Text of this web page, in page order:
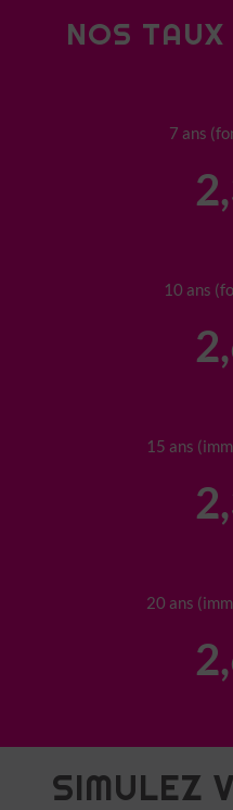
NOS
7 ans
10 ans
15 ans
20 ans
SIMULEZ